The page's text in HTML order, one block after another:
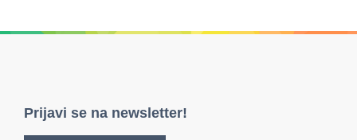
Prijavi se na newsletter!